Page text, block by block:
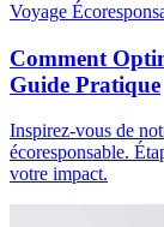
Voyage
Comment
Guide Pratique
Inspirez-vous de
écoresponsable.
votre impact.